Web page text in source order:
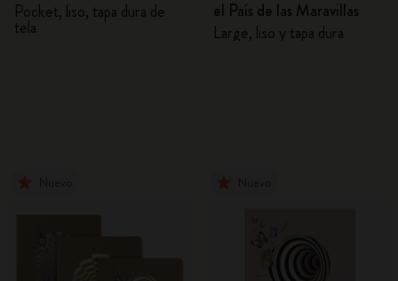
Pocket, liso, tapa dura de
tela
el País de las Maravillas
Large, liso y tapa dura